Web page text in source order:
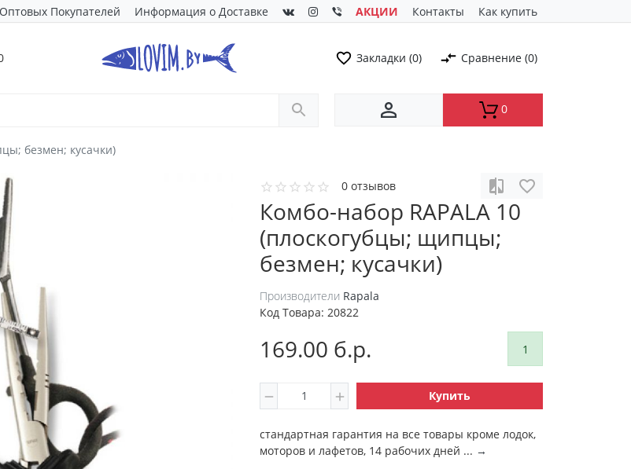
Покупателей Информация о Доставке АКЦИИ Контакты Как купить
Закладки (0) Сравнение (0)
0
безмен; кусачки)
0 отзывов
Комбо-набор RAPALA 10
(плоскогубцы; щипцы;
безмен; кусачки)
Производители Rapala
Код Товара: 20822
169.00 б.р. 1
Купить
стандартная гарантия на все товары кроме лодок,
моторов и лафетов, 14 рабочих дней ... →